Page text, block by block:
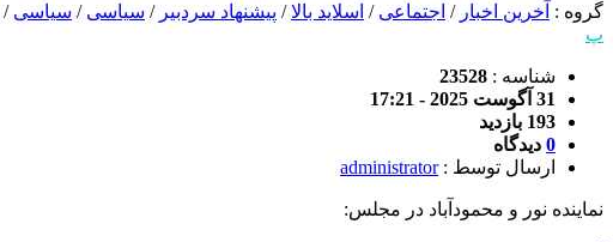
گروه : آخرین اخبار / اجتماعی / اسلاید بالا/ پیشنهاد سردبیر / سیاسی / سیاسی /
پ
شناسه : 23528
31 آگوست 2025 - 17:21
193 بازدید
0 دیدگاه
ارسال توسط :administrator
نماینده نور و محمودآباد در مجلس: